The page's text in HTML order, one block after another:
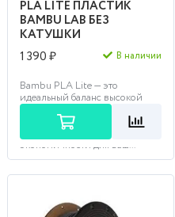
PLA LITE ПЛАСТИК
BAMBU LAB БЕЗ
КАТУШКИ
1 390 ₽
В наличии
Bambu PLA Lite — это
идеальный баланс высокой
скорости печати, матовой
поверхности и
исключительной
экономичности для ваш...